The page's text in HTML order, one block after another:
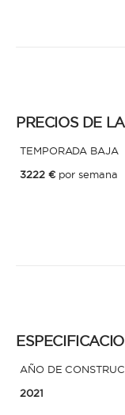
PRECIOS DE
TEMPORADA BAJA
3222 € por semana
AÑO DE
2021
Al enviar esta solicitud,